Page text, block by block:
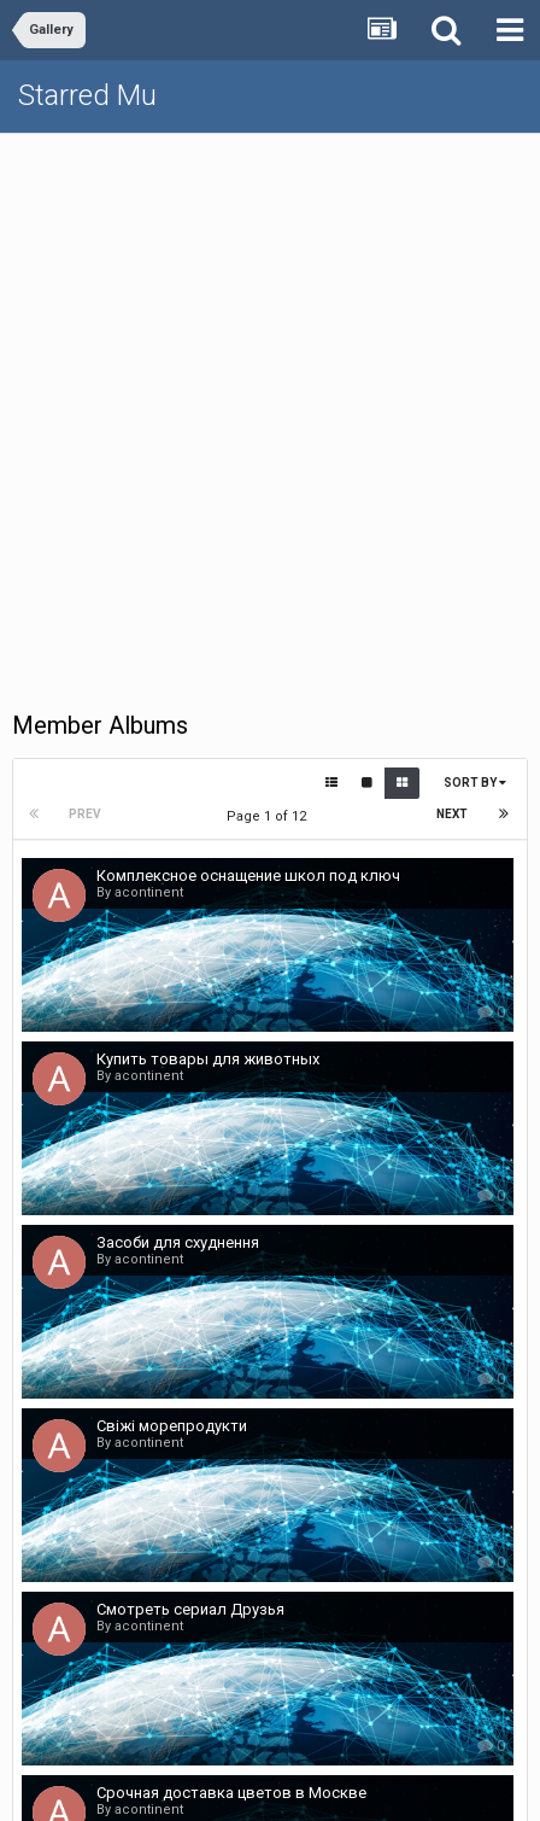
Gallery
Starred Mu
Member Albums
SORT BY
PREV NEXT
Page 1 of 12
Комплексное оснащение школ под ключ
By acontinent
0
Купить товары для животных
By acontinent
0
Засоби для схуднення
By acontinent
0
Свіжі морепродукти
By acontinent
0
Смотреть сериал Друзья
By acontinent
0
Срочная доставка цветов в Москве
By acontinent